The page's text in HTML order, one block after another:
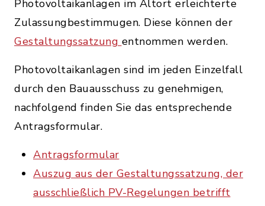
Photovoltaikanlagen im Altort erleichterte
Zulassungbestimmugen. Diese können der
Gestaltungssatzung entnommen werden.
Photovoltaikanlagen sind im jeden Einzelfall
durch den Bauausschuss zu genehmigen,
nachfolgend finden Sie das entsprechende
Antragsformular.
Antragsformular
Auszug aus der Gestaltungssatzung, der
ausschließlich PV-Regelungen betrifft